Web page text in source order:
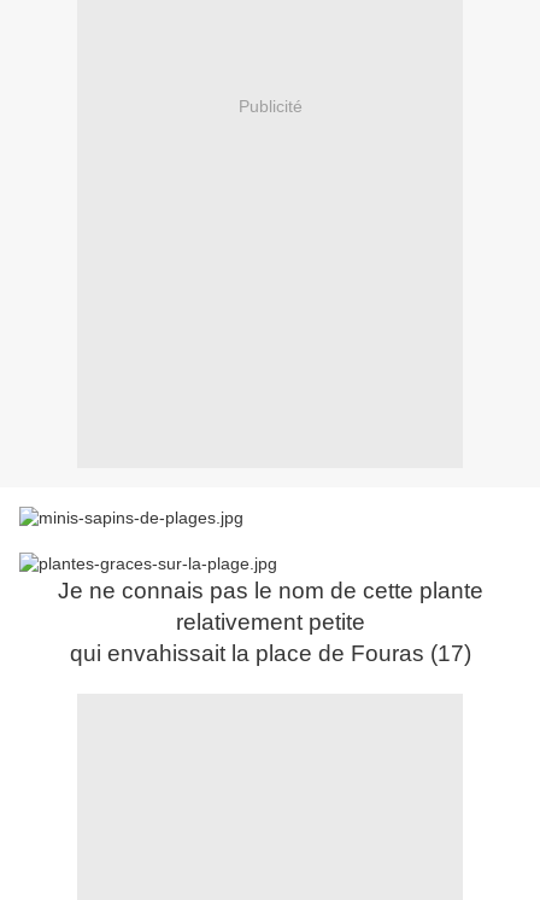
Publicité
Je ne connais pas le nom de cette plante
relativement petite
qui envahissait la place de Fouras (17)